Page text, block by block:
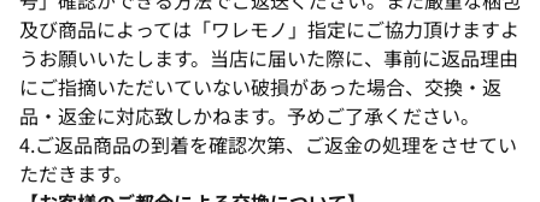
及び商品によっては「ワレモノ」指定にご協力頂けますよ
うお願いいたします。当店に届いた際に、事前に返品理由
にご指摘いただいていない破損があった場合、交換・返
品・返金に対応致しかねます。予めご了承ください。
4.ご返品商品の到着を確認次第、ご返金の処理をさせてい
ただきます。